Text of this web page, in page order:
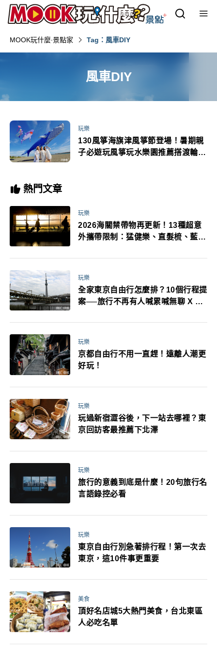
MOOK玩什麼‧景點家 Tag：風車DIY
風車DIY
玩樂
130風箏海旗津風箏節登場！暑期親
子必遊玩風箏玩水樂園推薦搭渡輪最
熱門文章
玩樂
2026海關禁帶物再更新！13種超意
外攜帶限制：猛健樂、直髮梳、藍牙
萬！注意事項一次看！
玩樂
全家東京自由行怎麼排？10個行程提
案──旅行不再有人喊累喊無聊 X 爸
玩樂
京都自由行不用一直趕！遠離人潮更
好玩！
玩樂
玩過新宿澀谷後，下一站去哪裡？東
京回訪客最推薦下北澤
玩樂
旅行的意義到底是什麼！20句旅行名
言語錄控必看
玩樂
東京自由行別急著排行程！第一次去
東京，這10件事更重要
美食
頂好名店城5大熱門美食，台北東區
人必吃名單